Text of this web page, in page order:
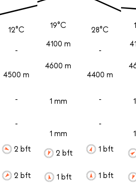
12°C
-
4500 m
-
-
2 bft
2 bft
19°C
4100 m
4600 m
1 mm
1 mm
2 bft
1 bft
28°C
-
4400 m
-
-
1 bft
1 bft